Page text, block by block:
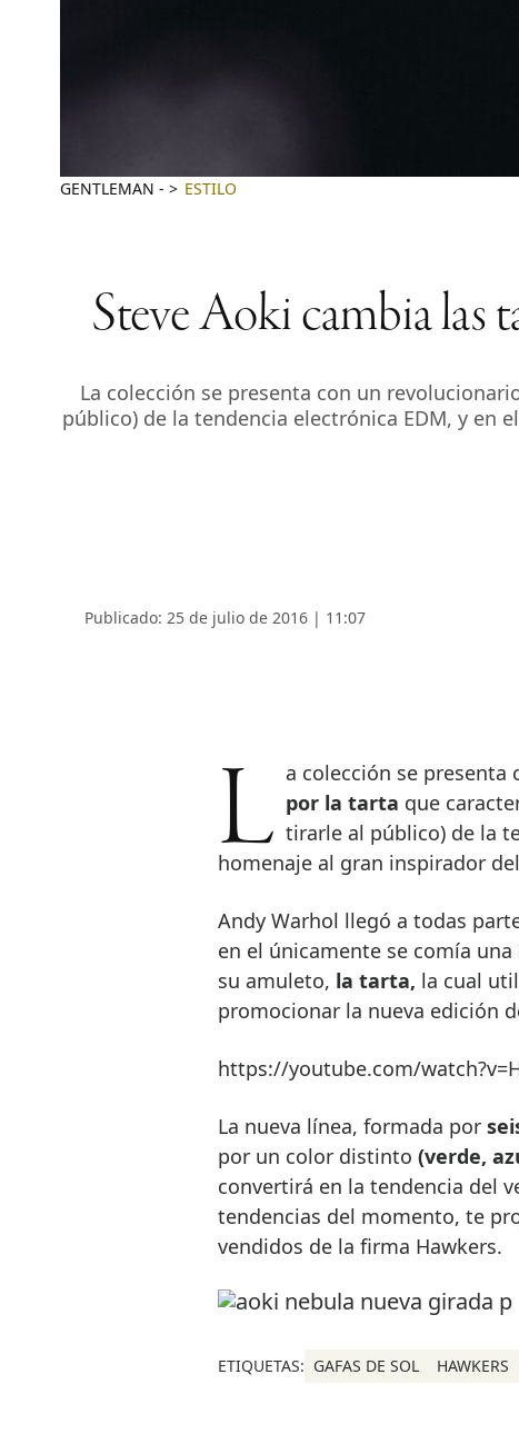
GENTLEMAN - ESTILO
Steve Aoki cambia las
La colección se presenta con un
público) de la tendencia electrónica EDM, y en
Publicado: 25 de julio de 2016 | 11:07
La colección se
por la tarta que
tirarle al público) de la
homenaje al gran inspirador
Andy Warhol llegó a todas
en el únicamente se comía
su amuleto, la tarta, la cual
promocionar la nueva edición
https://youtube.com/
La nueva línea, formada por
por un color distinto (verde,
convertirá en la tendencia del
tendencias del momento, te
vendidos de la firma Hawkers.
ETIQUETAS: GAFAS DE SOL HAWKERS